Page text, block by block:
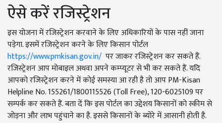
ऐसे करें रजिस्ट्रेशन
इस योजना में रजिस्ट्रेशन करवाने के लिए अधिकारियों के पास नहीं जाना
पड़ेगा. इसमें रजिस्ट्रेशन करने के लिए किसान पोर्टल
https://www.pmkisan.gov.in/ पर जाकर रजिस्ट्रेशन कर सकते हैं.
रजिस्ट्रेशन आप मोबाइल अथवा अपने कम्प्यूटर से भी कर सकते हैं. यदि
आपको रजिस्ट्रेशन करने में कोई समस्या आ रही है तो आप PM-Kisan
Helpline No. 155261/1800115526 (Toll Free), 120-6025109 पर
सम्पर्क कर सकते हैं. बता दें कि इस पोर्टल का उद्देशय किसानों को स्कीम से
जोड़ना और लाभ पहुंचाने का है. इससे किसानों के ब्योरे में आसानी होती है.